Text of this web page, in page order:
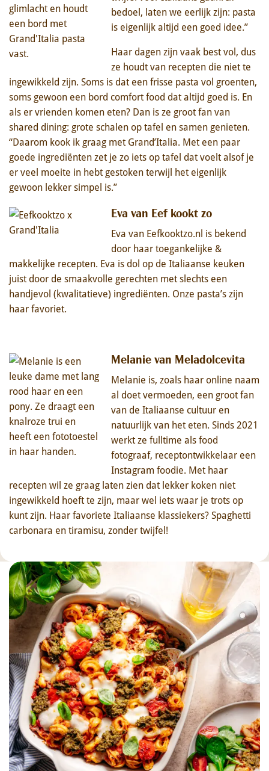
bedoel, laten we eerlijk zijn: pasta
is eigenlijk altijd een goed idee.”
Haar dagen zijn vaak best vol, dus
ze houdt van recepten die niet te
ingewikkeld zijn. Soms is dat een frisse pasta vol groenten,
soms gewoon een bord comfort food dat altijd goed is. En
als er vrienden komen eten? Dan is ze groot fan van
shared dining: grote schalen op tafel en samen genieten.
“Daarom kook ik graag met Grand’Italia. Met een paar
goede ingrediënten zet je zo iets op tafel dat voelt alsof je
er veel moeite in hebt gestoken terwijl het eigenlijk
gewoon lekker simpel is.”
Eva van Eef kookt zo
Eva van Eefkooktzo.nl is bekend
door haar toegankelijke &
makkelijke recepten. Eva is dol op de Italiaanse keuken
juist door de smaakvolle gerechten met slechts een
handjevol (kwalitatieve) ingrediënten. Onze pasta’s zijn
haar favoriet.
Melanie van Meladolcevita
Melanie is, zoals haar online naam
al doet vermoeden, een groot fan
van de Italiaanse cultuur en
natuurlijk van het eten. Sinds 2021
werkt ze fulltime als food
fotograaf, receptontwikkelaar een
Instagram foodie. Met haar
recepten wil ze graag laten zien dat lekker koken niet
ingewikkeld hoeft te zijn, maar wel iets waar je trots op
kunt zijn. Haar favoriete Italiaanse klassiekers? Spaghetti
carbonara en tiramisu, zonder twijfel!